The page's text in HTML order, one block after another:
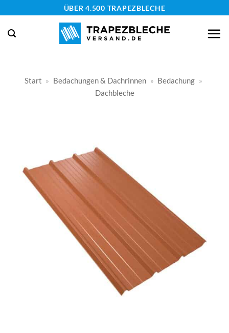
springen
ÜBER 4.500 TRAPEZBLECHE
Start » Bedachungen & Dachrinnen » Bedachung »
Dachbleche